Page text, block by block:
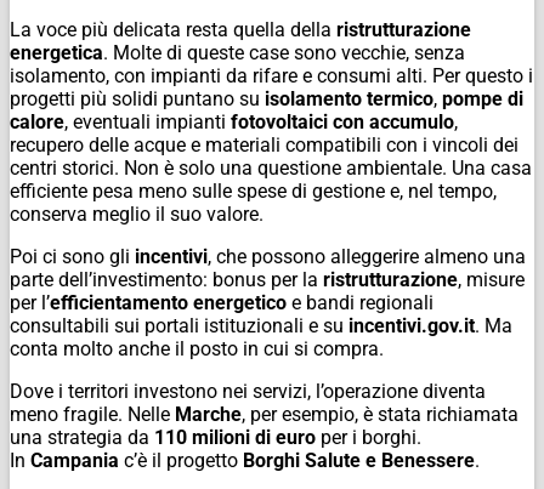
La voce più delicata resta quella della ristrutturazione
energetica. Molte di queste case sono vecchie, senza
isolamento, con impianti da rifare e consumi alti. Per questo i
progetti più solidi puntano su isolamento termico, pompe di
calore, eventuali impianti fotovoltaici con accumulo,
recupero delle acque e materiali compatibili con i vincoli dei
centri storici. Non è solo una questione ambientale. Una casa
efficiente pesa meno sulle spese di gestione e, nel tempo,
conserva meglio il suo valore.
Poi ci sono gli incentivi, che possono alleggerire almeno una
parte dell’investimento: bonus per la ristrutturazione, misure
per l’efficientamento energetico e bandi regionali
consultabili sui portali istituzionali e su incentivi.gov.it. Ma
conta molto anche il posto in cui si compra.
Dove i territori investono nei servizi, l’operazione diventa
meno fragile. Nelle Marche, per esempio, è stata richiamata
una strategia da 110 milioni di euro per i borghi.
In Campania c’è il progetto Borghi Salute e Benessere.